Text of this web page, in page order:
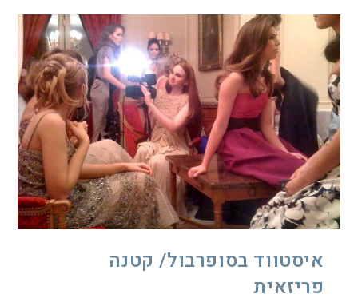
איסטווד בסופרבול/ קטנה
פריזאית